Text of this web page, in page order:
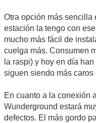
Otra opción más sencilla
estación la tengo con
mucho más fácil de
cuelga más. Consumen
la raspi) y hoy en día
siguen siendo más caros
En cuanto a la conexión
Wunderground estará
defectos. El más gordo